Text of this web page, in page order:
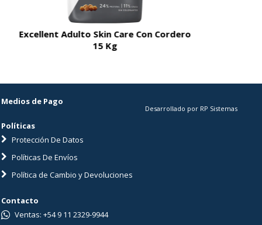
Excellent Adulto Skin Care Con Cordero
15 Kg
Medios de Pago
Políticas
Protección De Datos
Políticas De Envíos
Política de Cambio y Devoluciones
Desarrollado por RP Sistemas
Contacto
Ventas: +54 9 11 2329-9944